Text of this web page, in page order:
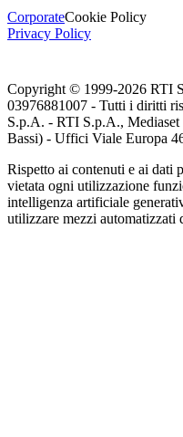
CorporateCookie Policy
Privacy Policy
Copyright © 1999-2026 RTI
03976881007 - Tutti i diritti
S.p.A. - RTI S.p.A., Mediaset
Bassi) - Uffici Viale Europa
Rispetto ai contenuti e ai dati
vietata ogni utilizzazione
intelligenza artificiale
utilizzare mezzi automatizzati